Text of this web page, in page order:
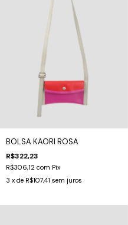
BOLSA KAORI ROSA
R$322,23
R$306,12 com Pix
3 x de R$107,41 sem juros